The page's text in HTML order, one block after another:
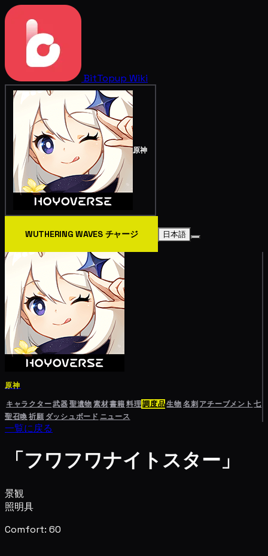
BitTopup Wiki
原神
WUTHERING WAVES チャージ 日本語
原神
キャラクター武器聖遺物素材書籍料理調度品生物名刺 アチーブメント 七
聖召喚祈願 ダッシュボード ニュース
一覧に戻る
「フワフワナイトスター」
景観
照明具
Comfort: 60